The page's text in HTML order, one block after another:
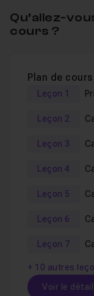
un par un.
Les calques
Les calques
ses calques ?
Suite à cela,
fonctions
maîtriser toutes
Les masques
Qu’allez-
cours ?
Plan de cours
Leçon 1
Leçon 2
Leçon 3
Leçon 4
Leçon 5
Leçon 6
Leçon 7
+ 10 autres
Voir le détail